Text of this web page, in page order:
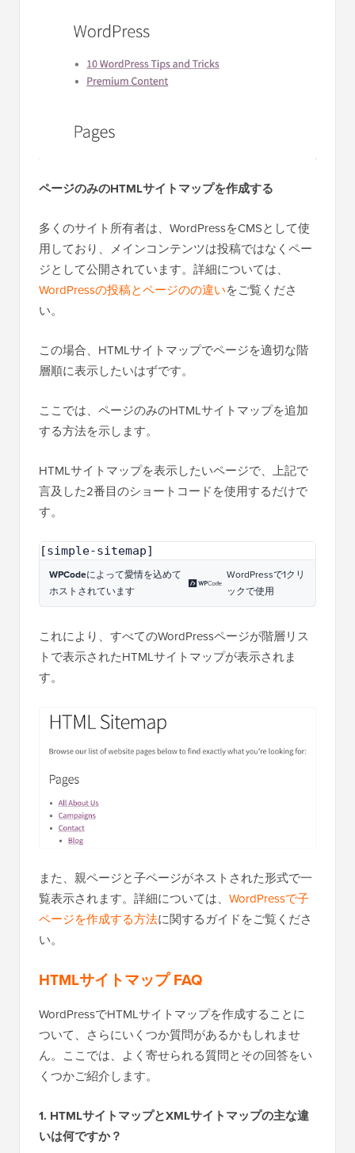
ページのみのHTMLサイトマップを作成する
多くのサイト所有者は、WordPressをCMSとして使
用しており、メインコンテンツは投稿ではなくペー
ジとして公開されています。詳細については、
WordPressの投稿とページのの違いをご覧くださ
い。
この場合、HTMLサイトマップでページを適切な階
層順に表示したいはずです。
ここでは、ページのみのHTMLサイトマップを追加
する方法を示します。
HTMLサイトマップを表示したいページで、上記で
言及した2番目のショートコードを使用するだけで
す。
[simple-sitemap]
WPCodeによって愛情を込めて
ホストされています
WordPressで1クリ
ックで使用
これにより、すべてのWordPressページが階層リス
トで表示されたHTMLサイトマップが表示されま
す。
また、親ページと子ページがネストされた形式で一
覧表示されます。詳細については、 WordPressで子
ページを作成する方法に関するガイドをご覧くださ
い。
HTMLサイトマップ FAQ
WordPressでHTMLサイトマップを作成することに
ついて、さらにいくつか質問があるかもしれませ
ん。ここでは、よく寄せられる質問とその回答をい
くつかご紹介します。
1. HTMLサイトマップとXMLサイトマップの主な違
いは何ですか？